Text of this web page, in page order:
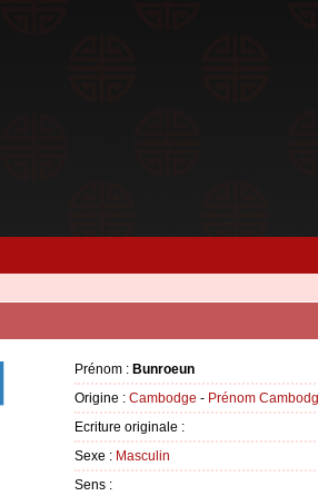
Prénom : Bunroeun
Origine : Cambodge - Prénom
Ecriture originale :
Sexe : Masculin
Sens :